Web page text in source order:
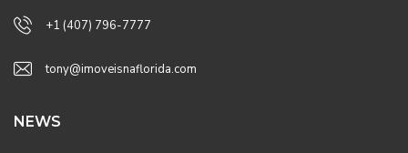
+1 (407) 796-7777
tony@imoveisnaflorida.com
NEWS